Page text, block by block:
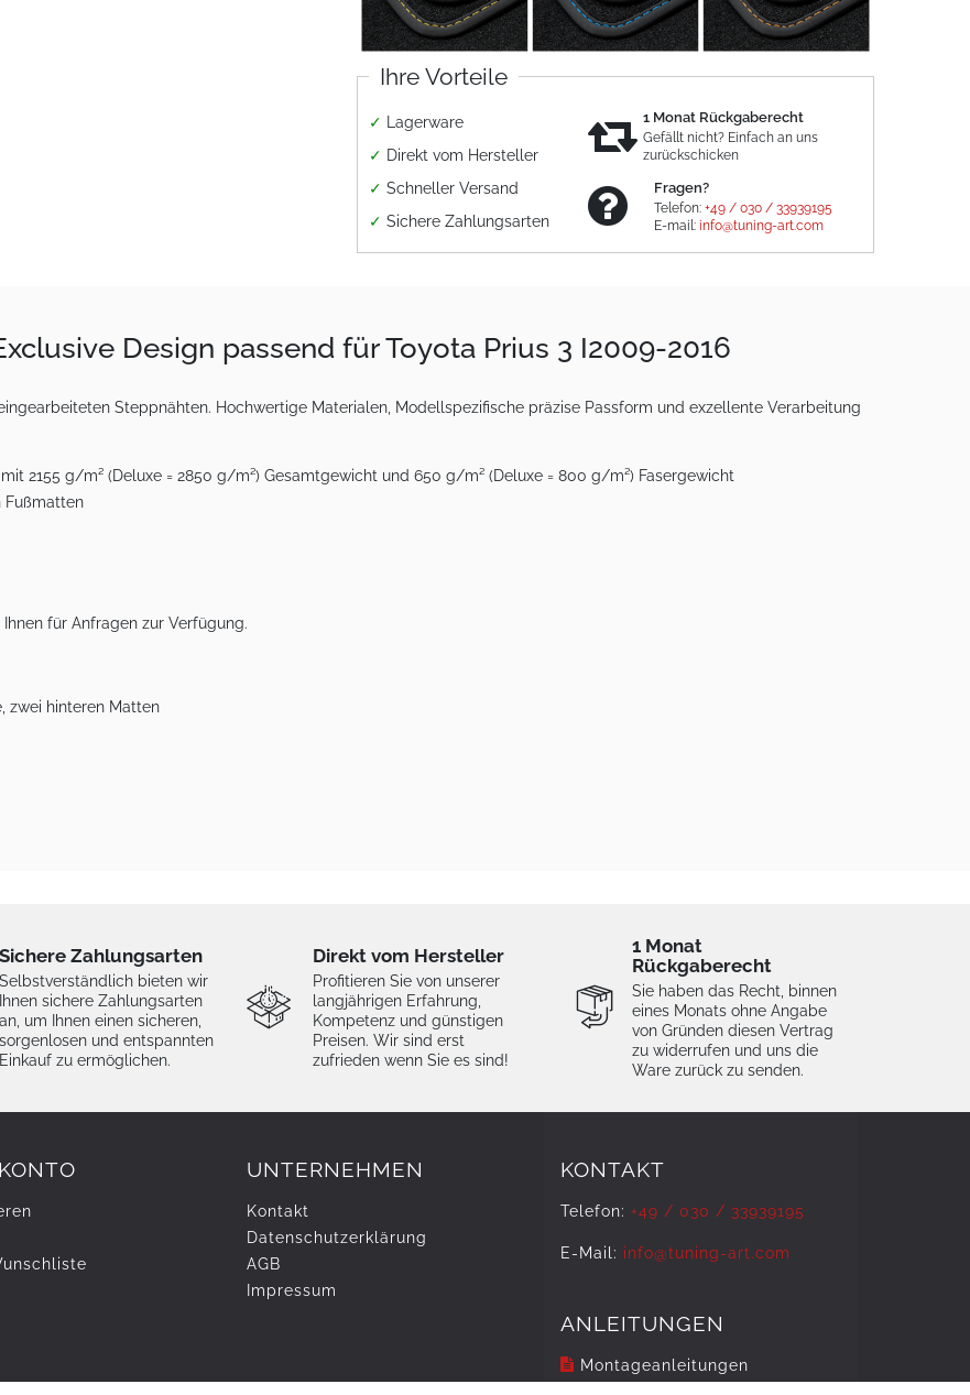
Ihre Vorteile
✓ Lagerware
✓ Direkt vom Hersteller
✓ Schneller Versand
✓ Sichere Zahlungsarten
1 Monat Rückgaberecht
Gefällt nicht? Einfach an uns
zurückschicken
Fragen?
Telefon:+49 / 030 / 33939195
E-mail:info@tuning-art.com
Design passend für Toyota Prius 3 I2009-2016
Steppnähten. Hochwertige Materialen, Modellspezifische präzise Passform und exzellente Verarbeitung
2155 g/m² (Deluxe = 2850 g/m²) Gesamtgewicht und 650 g/m² (Deluxe = 800 g/m²) Fasergewicht
Fußmatten
für Anfragen zur Verfügung.
zwei hinteren Matten
Sichere Zahlungsarten
Selbstverständlich bieten wir
Ihnen sichere Zahlungsarten
an, um Ihnen einen sicheren,
sorgenlosen und entspannten
Einkauf zu ermöglichen.
Direkt vom Hersteller
Profitieren Sie von unserer
langjährigen Erfahrung,
Kompetenz und günstigen
Preisen. Wir sind erst
zufrieden wenn Sie es sind!
1 Monat
Rückgaberecht
Sie haben das Recht, binnen
eines Monats ohne Angabe
von Gründen diesen Vertrag
zu widerrufen und uns die
Ware zurück zu senden.
UNTERNEHMEN
Kontakt
Daten­schutz­erklärung
AGB
Impressum
KONTAKT
Telefon: +49 / 030 / 33939195
E-Mail: info@tuning-art.com
ANLEITUNGEN
Montageanleitungen